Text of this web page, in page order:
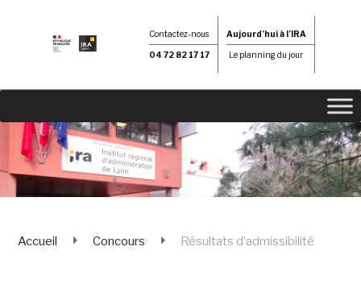
Contactez-nous
04 72 82 17 17
Aujourd’hui à l’IRA
Le planning du jour
Accueil Concours Résultats d’admissibilité